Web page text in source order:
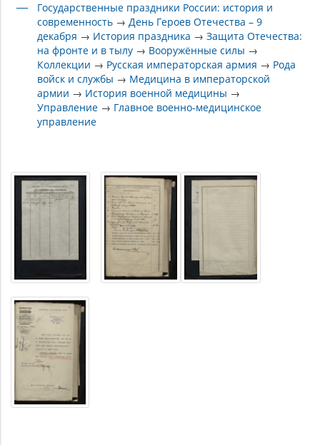
Государственные праздники России: история и
современность →День Героев Отечества – 9
декабря → История праздника →Защита Отечества:
на фронте и в тылу → Вооружённые силы →
Коллекции → Русская императорская армия → Рода
войск и службы → Медицина в императорской
армии → История военной медицины →
Управление → Главное военно-медицинское
управление